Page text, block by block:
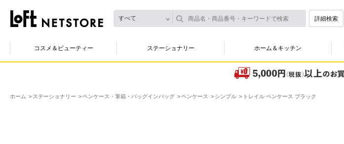
すべて 詳細検索
コスメ＆ビューティー ステーショナリー ホーム＆キッチン
ホーム ステーショナリー ペンケース・筆箱・バッグインバッグ ペンケース シンプル トレイル ペンケース ブラック